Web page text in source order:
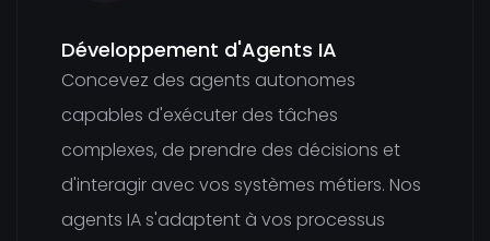
Développement d'Agents IA
Concevez des agents autonomes
capables d'exécuter des tâches
complexes, de prendre des décisions et
d'interagir avec vos systèmes métiers. Nos
agents IA s'adaptent à vos processus